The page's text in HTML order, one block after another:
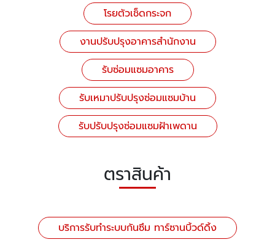
โรยตัวเช็ดกระจก
งานปรับปรุงอาคารสำนักงาน
รับซ่อมแซมอาคาร
รับเหมาปรับปรุงซ่อมแซมบ้าน
รับปรับปรุงซ่อมแซมฝ้าเพดาน
ตราสินค้า
บริการรับทำระบบกันซึม ทาร์ซานบิ้วด์ดิ้ง